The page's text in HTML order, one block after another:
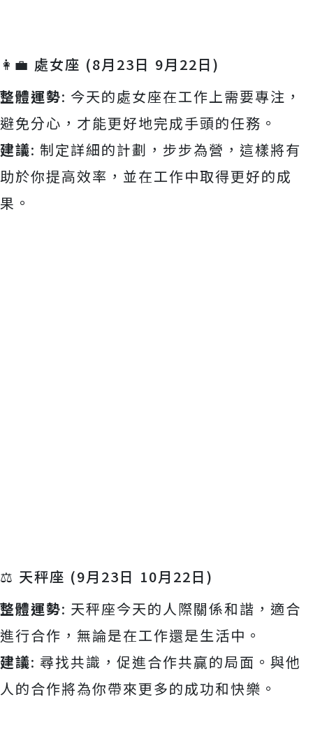
👩‍💼 處女座 (8月23日 9月22日)
整體運勢: 今天的處女座在工作上需要專注，
避免分心，才能更好地完成手頭的任務。
建議: 制定詳細的計劃，步步為營，這樣將有
助於你提高效率，並在工作中取得更好的成
果。
⚖️ 天秤座 (9月23日 10月22日)
整體運勢: 天秤座今天的人際關係和諧，適合
進行合作，無論是在工作還是生活中。
建議: 尋找共識，促進合作共贏的局面。與他
人的合作將為你帶來更多的成功和快樂。